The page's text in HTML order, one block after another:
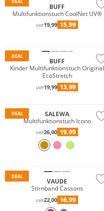
BUFF
Multifunktionstuch CoolNet UV®
UVP19,99 15,99
DEAL
BUFF
Kinder Multifunktionstuch Original
EcoStretch
UVP19,99 13,99
DEAL
SALEWA
Multifunktionstuch Icono
UVP26,00 19,99
DEAL
VAUDE
Stirnband Cassons
UVP22,00 16,99